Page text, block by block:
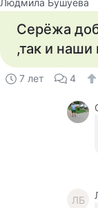
Людмила Бушуева
Серёжа
,так и наши
7 лет 4
ЛБ